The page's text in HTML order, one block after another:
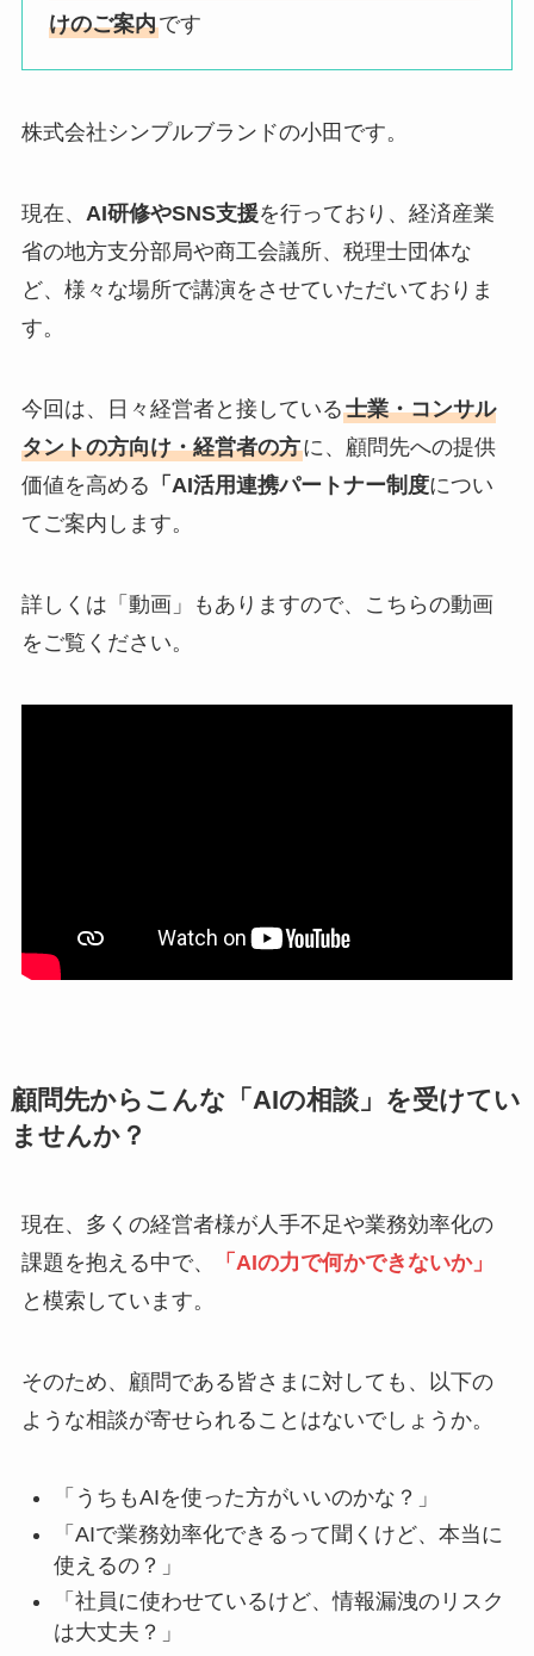
けのご案内です
株式会社シンプルブランドの小田です。
現在、 AI研修やSNS支援を行っており、経済産業
省の地方支分部局や商工会議所、税理士団体な
ど、様々な場所で講演をさせていただいておりま
す。
今回は、日々経営者と接している士業・コンサル
タントの方向け・経営者の方に、顧問先への提供
価値を高める 「AI活用連携パートナー制度につい
てご案内します。
詳しくは「動画」もありますので、こちらの動画
をご覧ください。
顧問先からこんな「AIの相談」を受けてい
ませんか？
現在、多くの経営者様が人手不足や業務効率化の
課題を抱える中で、
「AIの力で何かできないか」
と模索しています。
そのため、顧問である皆さまに対しても、以下の
ような相談が寄せられることはないでしょうか。
「うちもAIを使った方がいいのかな？」
「AIで業務効率化できるって聞くけど、本当に
使えるの？」
「社員に使わせているけど、情報漏洩のリスク
は大丈夫？」